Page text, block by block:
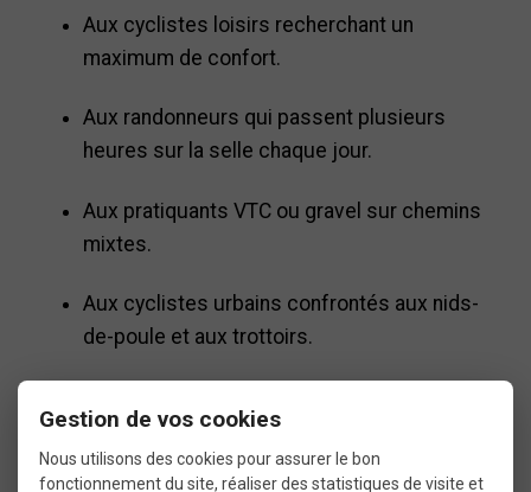
Aux cyclistes loisirs recherchant un
maximum de confort.
Aux randonneurs qui passent plusieurs
heures sur la selle chaque jour.
Aux pratiquants VTC ou gravel sur chemins
mixtes.
Aux cyclistes urbains confrontés aux nids-
de-poule et aux trottoirs.
électrique), souvent confrontés à des
vitesses plus élevées, où les chocs
Gestion de vos cookies
Nous utilisons des cookies pour assurer le bon
fonctionnement du site, réaliser des statistiques de visite et